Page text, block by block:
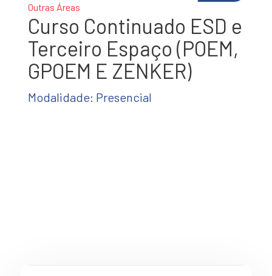
Outras Áreas
Curso Continuado ESD e
Terceiro Espaço (POEM,
GPOEM E ZENKER)
Modalidade: Presencial